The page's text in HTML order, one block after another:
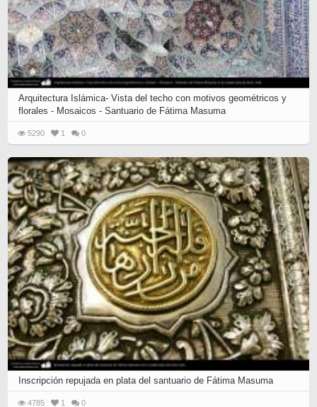
Arquitectura Islámica- Vista del techo con motivos geométricos y
florales - Mosaicos - Santuario de Fátima Masuma
5290 1 0
Inscripción repujada en plata del santuario de Fátima Masuma
4785 1 0